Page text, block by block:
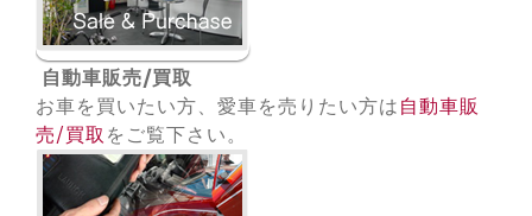
自動車販売/買取
お車を買いたい方、愛車を売りたい方は 自動車販
売/買取 をご覧下さい。